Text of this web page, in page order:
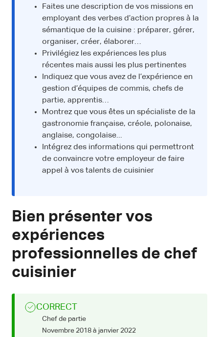
Faites une description de vos missions en
employant des verbes d’action propres à la
sémantique de la cuisine : préparer, gérer,
organiser, créer, élaborer…
Privilégiez les expériences les plus
récentes mais aussi les plus pertinentes
Indiquez que vous avez de l’expérience en
gestion d’équipes de commis, chefs de
partie, apprentis…
Montrez que vous êtes un spécialiste de la
gastronomie française, créole, polonaise,
anglaise, congolaise...
Intégrez des informations qui permettront
de convaincre votre employeur de faire
appel à vos talents de cuisinier
Bien présenter vos
expériences
professionnelles de chef
cuisinier
CORRECT
Chef de partie
Novembre 2018 à janvier 2022